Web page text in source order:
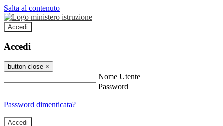
Salta al contenuto
Accedi
Accedi
button close ×
Nome Utente
Password
Password dimenticata?